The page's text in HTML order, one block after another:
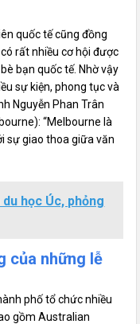
quốc tế cũng đồng
rất nhiều cơ hội được
bạn quốc tế. Nhờ vậy
sự kiện, phong tục và
Nguyễn Phan Trân
“Melbourne là
sự giao thoa giữa văn
học Úc, phỏng
của những lễ
phố tổ chức nhiều
gồm Australian